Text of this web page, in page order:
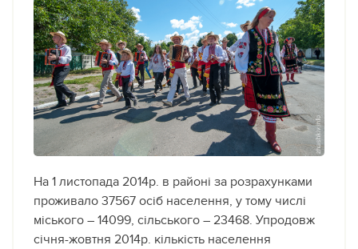
На 1 листопада 2014р. в районі за розрахунками
проживало 37567 осіб населення, у тому числі
міського – 14099, сільського – 23468. Упродовж
січня-жовтня 2014р. кількість населення